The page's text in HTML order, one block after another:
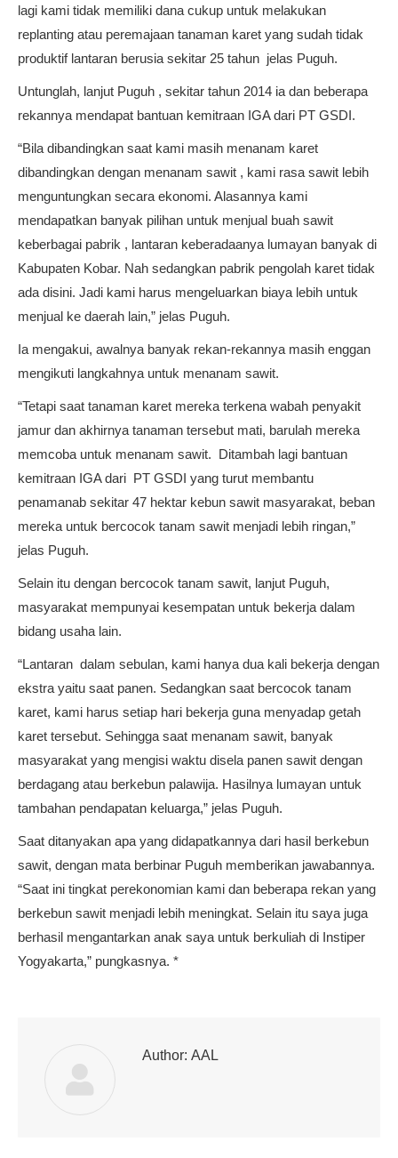
lagi kami tidak memiliki dana cukup untuk melakukan
replanting atau peremajaan tanaman karet yang sudah tidak
produktif lantaran berusia sekitar 25 tahun jelas Puguh.
Untunglah, lanjut Puguh , sekitar tahun 2014 ia dan beberapa
rekannya mendapat bantuan kemitraan IGA dari PT GSDI.
“Bila dibandingkan saat kami masih menanam karet
dibandingkan dengan menanam sawit , kami rasa sawit lebih
menguntungkan secara ekonomi. Alasannya kami
mendapatkan banyak pilihan untuk menjual buah sawit
keberbagai pabrik , lantaran keberadaanya lumayan banyak di
Kabupaten Kobar. Nah sedangkan pabrik pengolah karet tidak
ada disini. Jadi kami harus mengeluarkan biaya lebih untuk
menjual ke daerah lain,” jelas Puguh.
Ia mengakui, awalnya banyak rekan-rekannya masih enggan
mengikuti langkahnya untuk menanam sawit.
“Tetapi saat tanaman karet mereka terkena wabah penyakit
jamur dan akhirnya tanaman tersebut mati, barulah mereka
memcoba untuk menanam sawit. Ditambah lagi bantuan
kemitraan IGA dari PT GSDI yang turut membantu
penamanab sekitar 47 hektar kebun sawit masyarakat, beban
mereka untuk bercocok tanam sawit menjadi lebih ringan,”
jelas Puguh.
Selain itu dengan bercocok tanam sawit, lanjut Puguh,
masyarakat mempunyai kesempatan untuk bekerja dalam
bidang usaha lain.
“Lantaran dalam sebulan, kami hanya dua kali bekerja dengan
ekstra yaitu saat panen. Sedangkan saat bercocok tanam
karet, kami harus setiap hari bekerja guna menyadap getah
karet tersebut. Sehingga saat menanam sawit, banyak
masyarakat yang mengisi waktu disela panen sawit dengan
berdagang atau berkebun palawija. Hasilnya lumayan untuk
tambahan pendapatan keluarga,” jelas Puguh.
Saat ditanyakan apa yang didapatkannya dari hasil berkebun
sawit, dengan mata berbinar Puguh memberikan jawabannya.
“Saat ini tingkat perekonomian kami dan beberapa rekan yang
berkebun sawit menjadi lebih meningkat. Selain itu saya juga
berhasil mengantarkan anak saya untuk berkuliah di Instiper
Yogyakarta,” pungkasnya. *
Author: AAL